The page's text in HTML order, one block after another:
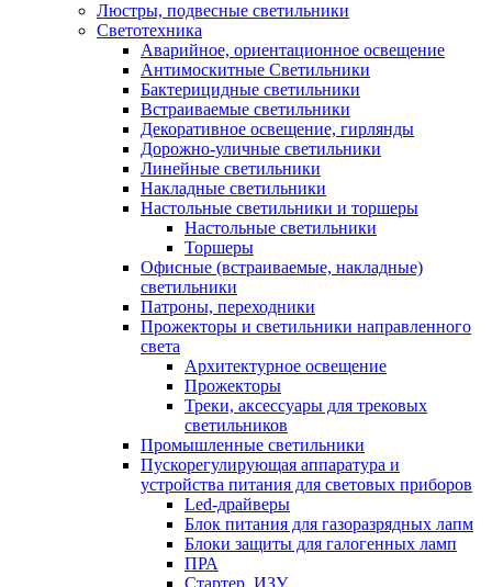
Люстры, подвесные светильники
Светотехника
Аварийное, ориентационное освещение
Антимоскитные Светильники
Бактерицидные светильники
Встраиваемые светильники
Декоративное освещение, гирлянды
Дорожно-уличные светильники
Линейные светильники
Накладные светильники
Настольные светильники и торшеры
Настольные светильники
Торшеры
Офисные (встраиваемые, накладные)
светильники
Патроны, переходники
Прожекторы и светильники направленного
света
Архитектурное освещение
Прожекторы
Треки, аксессуары для трековых
светильников
Промышленные светильники
Пускорегулирующая аппаратура и
устройства питания для световых приборов
Led-драйверы
Блок питания для газоразрядных лапм
Блоки защиты для галогенных ламп
ПРА
Стартер, ИЗУ